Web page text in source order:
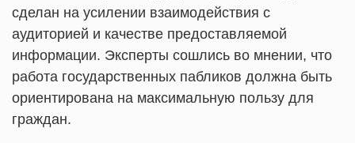
сделан на усилении взаимодействия с
аудиторией и качестве предоставляемой
информации. Эксперты сошлись во мнении, что
работа государственных пабликов должна быть
ориентирована на максимальную пользу для
граждан.